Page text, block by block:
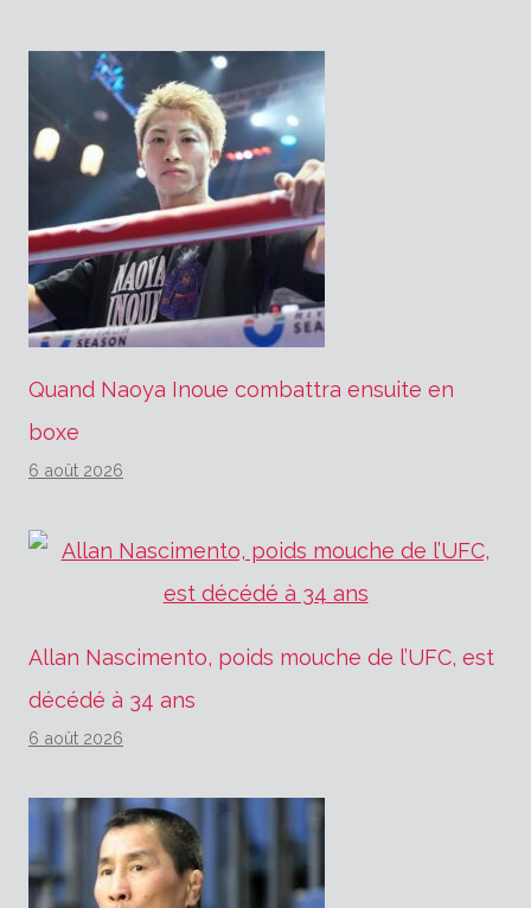
Quand Naoya Inoue combattra ensuite en
boxe
6 août 2026
Allan Nascimento, poids mouche de l’UFC, est
décédé à 34 ans
6 août 2026